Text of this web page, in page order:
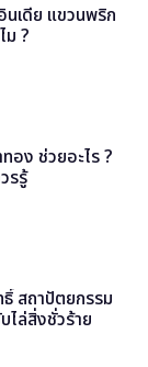
นเดีย แขวนพริก
ม ?
อง ช่วยอะไร ?
รรู้
สถาปัตยกรรม
ไล่สิ่งชั่วร้าย